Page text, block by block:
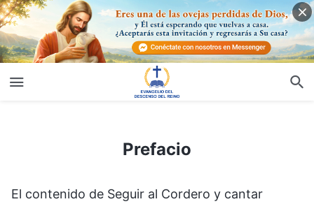
Prefacio
El contenido de Seguir al Cordero y cantar